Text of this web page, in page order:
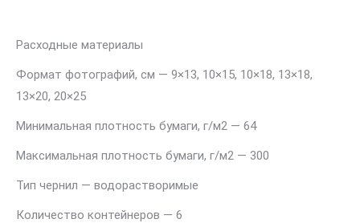
Расxодные материалы
Формат фотографий, см — 9×13, 10×15, 10×18, 13×18,
13×20, 20×25
Минимальная плотность бумаги, г/м2 — 64
Максимальная плотность бумаги, г/м2 — 300
Тип чернил — водорастворимые
Количество контейнеров — 6